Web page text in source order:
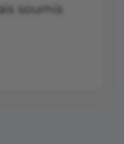
soumis